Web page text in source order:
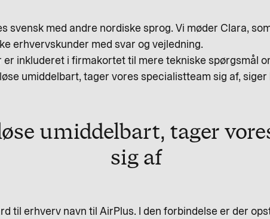
svensk med andre nordiske sprog. Vi møder Clara,
erhvervskunder med svar og vejledning.
inkluderet i firmakortet til mere tekniske spørgsmål
umiddelbart, tager vores specialistteam sig af, siger
umiddelbart, tager
sig af
til erhverv navn til AirPlus. I den forbindelse er der